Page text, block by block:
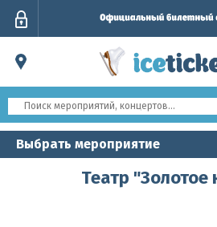
Выбрать мероприятие
Театр "Золотое